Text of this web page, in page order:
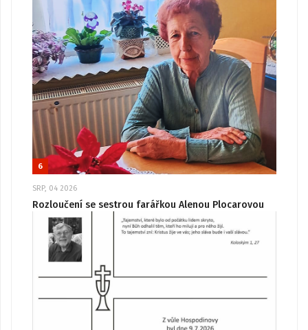
6
SRP, 04 2026
Rozloučení se sestrou farářkou Alenou Plocarovou